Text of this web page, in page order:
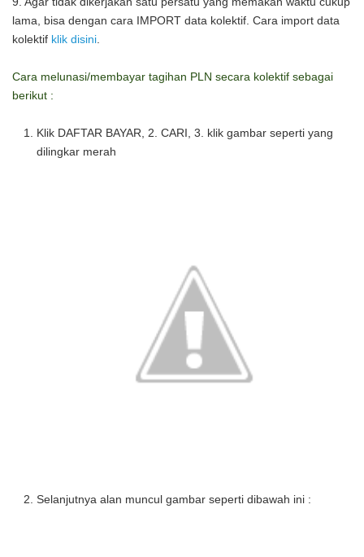
lama, bisa dengan cara IMPORT data kolektif. Cara import data
kolektif klik disini
Cara melunasi/membayar tagihan PLN secara kolektif sebagai
berikut :
Klik DAFTAR BAYAR, 2. CARI, 3. klik gambar seperti yang
dilingkar merah
Selanjutnya alan muncul gambar seperti dibawah ini :